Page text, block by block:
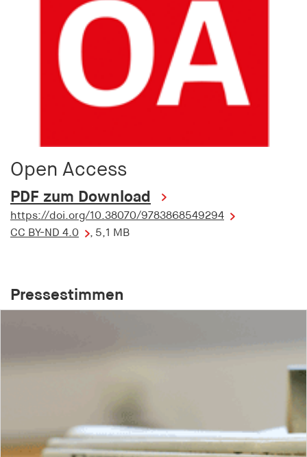
Open Access
PDF zum Download
https://doi.org/10.38070/9783868549294
CC BY-ND 4.0
, 5,1 MB
Pressestimmen